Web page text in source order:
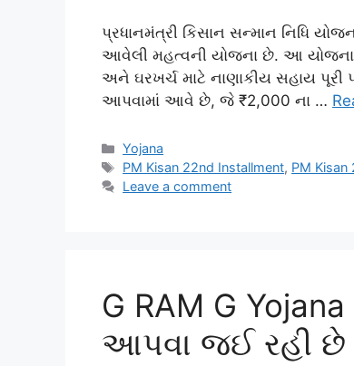
પ્રધાનમંત્રી કિસાન સન્માન નિધિ
આવેલી મહત્વની યોજના છે. આ
અને ઘરખર્ચ માટે નાણાકીય સહાય પૂરી
આપવામાં આવે છે, જે ₹2,000 ના …
Categories
Yojana
Tags
PM Kisan 22nd Installment, PM Kisan
Leave a comment
G RAM G
આપવા જઈ રહી છે